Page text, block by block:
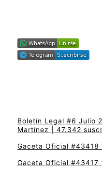
Boletín Legal #6 Julio
Martínez | 47.342
Gaceta Oficial #43418
Gaceta Oficial #43417